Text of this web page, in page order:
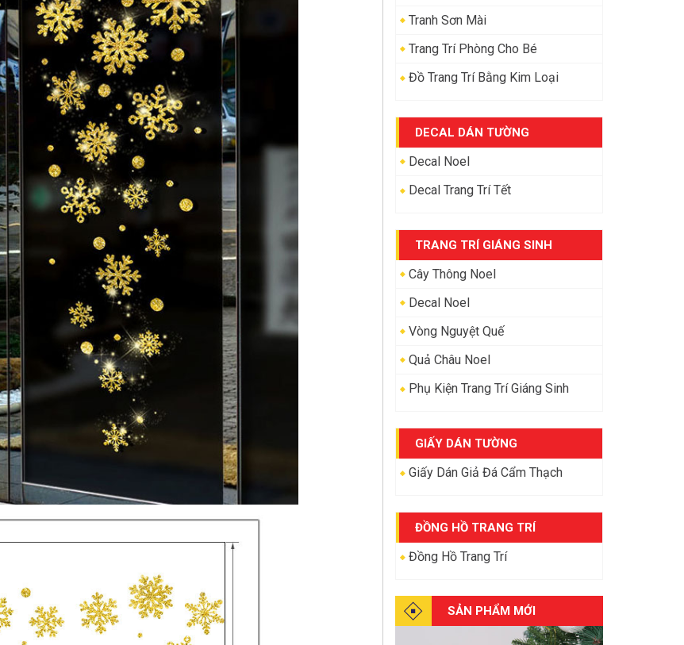
Tranh Sơn Mài
Trang Trí Phòng Cho Bé
Đồ Trang Trí Bằng Kim Loại
DECAL DÁN TƯỜNG
Decal Noel
Decal Trang Trí Tết
TRANG TRÍ GIÁNG SINH
Cây Thông Noel
Decal Noel
Vòng Nguyệt Quế
Quả Châu Noel
Phụ Kiện Trang Trí Giáng Sinh
GIẤY DÁN TƯỜNG
Giấy Dán Giả Đá Cẩm Thạch
ĐỒNG HỒ TRANG TRÍ
Đồng Hồ Trang Trí
SẢN PHẨM MỚI